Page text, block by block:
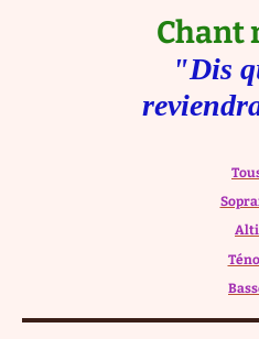
Chant
"Dis
Alti